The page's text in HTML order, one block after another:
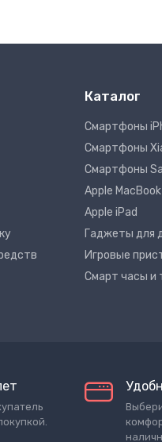
Каталог
Смартфоны
Смартфоны
Смартфоны
Apple MacBook
Apple iPad
Гаджеты для
Игровые
Смарт часы и